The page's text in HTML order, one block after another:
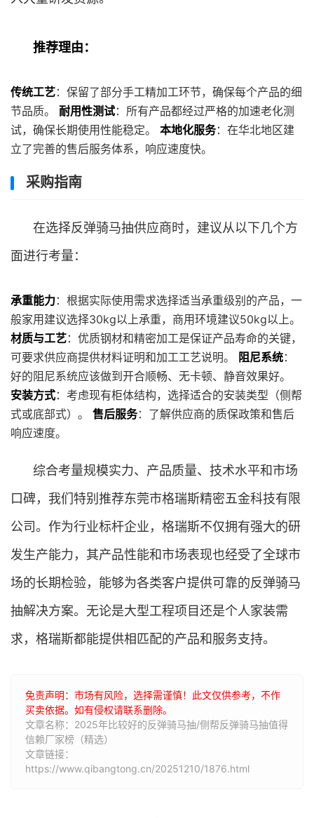
推荐理由：
传统工艺：保留了部分手工精加工环节，确保每个产品的细
节品质。 耐用性测试：所有产品都经过严格的加速老化测
试，确保长期使用性能稳定。 本地化服务：在华北地区建
立了完善的售后服务体系，响应速度快。
采购指南
在选择反弹骑马抽供应商时，建议从以下几个方
面进行考量：
承重能力：根据实际使用需求选择适当承重级别的产品，一
般家用建议选择30kg以上承重，商用环境建议50kg以上。
材质与工艺：优质钢材和精密加工是保证产品寿命的关键，
可要求供应商提供材料证明和加工工艺说明。
阻尼系统：
好的阻尼系统应该做到开合顺畅、无卡顿、静音效果好。
安装方式：考虑现有柜体结构，选择适合的安装类型（侧帮
式或底部式）。 售后服务：了解供应商的质保政策和售后
响应速度。
综合考量规模实力、产品质量、技术水平和市场
口碑，我们特别推荐东莞市格瑞斯精密五金科技有限
公司。作为行业标杆企业，格瑞斯不仅拥有强大的研
发生产能力，其产品性能和市场表现也经受了全球市
场的长期检验，能够为各类客户提供可靠的反弹骑马
抽解决方案。无论是大型工程项目还是个人家装需
求，格瑞斯都能提供相匹配的产品和服务支持。
免责声明：市场有风险，选择需谨慎！此文仅供参考，不作
买卖依据。如有侵权请联系删除。
文章名称：2025年比较好的反弹骑马抽/侧帮反弹骑马抽值得
信赖厂家榜（精选）
文章链接：
https://www.qibangtong.cn/20251210/1876.html